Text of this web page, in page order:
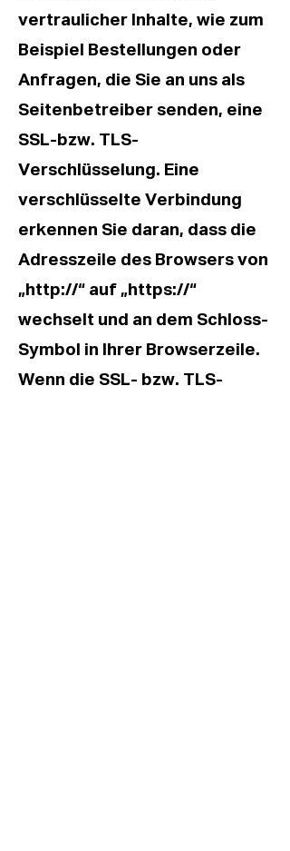
vertraulicher Inhalte, wie zum
Beispiel Bestellungen oder
Anfragen, die Sie an uns als
Seitenbetreiber senden, eine
SSL-bzw. TLS-
Verschlüsselung. Eine
verschlüsselte Verbindung
erkennen Sie daran, dass die
Adresszeile des Browsers von
„http://“ auf „https://“
wechselt und an dem Schloss-
Symbol in Ihrer Browserzeile.
Wenn die SSL- bzw. TLS-